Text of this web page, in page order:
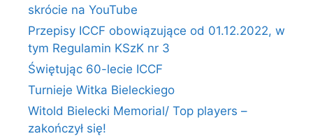
skrócie na YouTube
Przepisy ICCF obowiązujące od 01.12.2022, w
tym Regulamin KSzK nr 3
Świętując 60-lecie ICCF
Turnieje Witka Bieleckiego
Witold Bielecki Memorial/ Top players –
zakończył się!